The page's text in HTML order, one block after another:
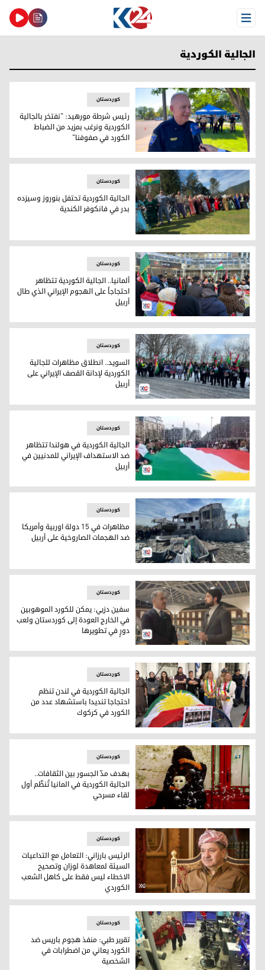
Open Menu
الجالية الكوردية
رئيس شرطة مورهيد: "نفتخر بالجالية الكوردية ونرغب بمزيد
کوردستان
رئيس شرطة مورهيد: "نفتخر بالجالية
الكوردية ونرغب بمزيد من الضباط
الكورد في صفوفنا"
الجالية الكوردية تحتفل بنوروز وسيزده بدر في فانكوفر الكندية
کوردستان
الجالية الكوردية تحتفل بنوروز وسيزده
بدر في فانكوفر الكندية
تظاهرات الجالية الكوردية في ألمانيا تنديداً بالهجمات الإيرانية
کوردستان
ألمانيا.. الجالية الكوردية تتظاهر
احتجاجاً على الهجوم الإيراني الذي طال
أربيل
تظاهرة الجالية الكوردية في السويد
کوردستان
السويد.. انطلاق مظاهرات للجالية
الكوردية لإدانة القصف الإيراني على
أربيل
هولندا
کوردستان
الجالية الكوردية في هولندا تتظاهر
ضد الاستهداف الإيراني للمدنيين في
أربيل
مظاهرات في 15 دولة اوربية وأمريكا ضد الهجمات الصاروخية على أربيل
کوردستان
مظاهرات في 15 دولة اوربية وأمريكا
ضد الهجمات الصاروخية على أربيل
سفين دزيي متحدثاً لمراسل كوردستان24 في بريطانيا دلوفان عماد الدين
کوردستان
سفين دزيي: يمكن للكورد الموهوبين
في الخارج العودة إلى كوردستان ولعب
دورٍ في تطويرها
الجالية الكوردية في لندن تنظم احتجاجا تنديدا باستشهاد
کوردستان
الجالية الكوردية في لندن تنظم
احتجاجا تنديدا باستشهاد عدد من
الكورد في كركوك
بهدف مدّ الجسور بين الثقافات.. الجالية الكوردية في المانيا
کوردستان
بهدف مدّ الجسور بين الثقافات..
الجالية الكوردية في المانيا تُنظّم أول
لقاء مسرحي
الرئيس بارزاني: التعامل مع التداعيات السيئة لمعاهدة
کوردستان
الرئيس بارزاني: التعامل مع التداعيات
السيئة لمعاهدة لوزان وتصحيح
الاخطاء ليس فقط على كاهل الشعب
الكوردي
کوردستان
تقرير طبي: منفذ هجوم باريس ضد
الكورد يعاني من اضطرابات في
الشخصية